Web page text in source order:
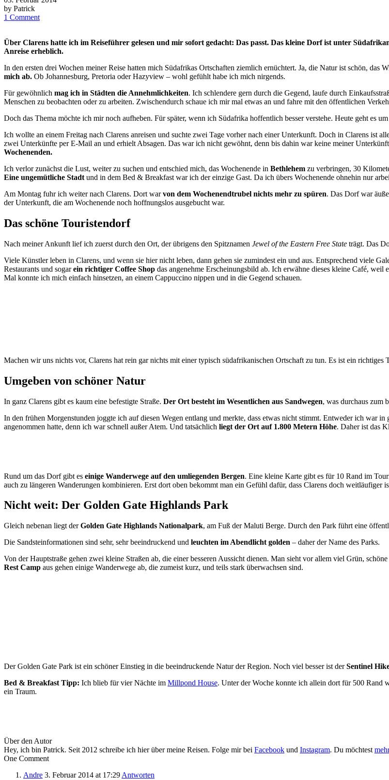
by Patrick
1 Comment
Über Clarens hatte ich im Reiseführer gelesen und mir sofort gedacht: Das passt. Das kleine Dorf ist unter
Anreise erheblich.
In den ersten drei Wochen meiner Reise hatten mich Südafrikas Ortschaften ziemlich ernüchtert. Ja, die Natur ist schön, das
mich ab. Ob Johannesburg, Pretoria oder Hazyview – wohl gefühlt habe ich mich nirgends.
Für gewöhnlich mag ich in Städten die Annehmlichkeiten. Ich schlendere gern durch die Gegend, laufe durch
Menschen zu beobachten oder zu arbeiten. Zwischendurch schaue ich mir mal etwas an und fahre mit den öffentlichen
Doch das Thema möchte ich mir noch aufheben. Für später, wenn ich Südafrika hoffentlich besser verstehe. Heute geht es um
Ich wollte an einem Freitag nach Clarens anreisen und suchte zwei Tage vorher nach einer Unterkunft. Doch in Clarens ist
zwei Unterkünfte per E-Mail an und erhielt Absagen. Das war ich nicht gewöhnt, denn bis dahin war keine meiner
Wochenenden.
Ich verlor zunächst die Lust, weiter zu suchen und entschied mich, das Wochenende in Bethlehem zu verbringen, 30
Eine ungemütliche Stadt und in dem Bed & Breakfast war ich der einzige Gast. Da ich übers Wochenende ohnehin nur
Am Montag fuhr ich weiter nach Clarens. Dort warvon dem Wochenendtrubel nichts mehr zu spüren. Das Dorf war
der Unterkunft, die am Wochenende noch hoffnungslos ausgebucht war.
Das schöne Touristendorf
Nach meiner Ankunft lief ich zuerst durch den Ort, der übrigens den Spitznamen Jewel of the Eastern Free State trägt. Das
Viele Künstler leben in Clarens, und wenn sie hier nicht leben, dann gehen sie zumindest ein und aus. Entsprechend viele
Restaurants und sogarein richtiger Coffee Shop das angenehme Erscheinungsbild ab. Ich erwähne dieses kleine Café, weil
Mal konnte ich mich einfach hinsetzen, an einem Cappuccino nippen und in die Gegend schauen.
Machen wir uns nichts vor, Clarens hat rein gar nichts mit einer typisch südafrikanischen Ortschaft zu tun. Es ist ein richtiges
Umgeben von schöner Natur
In ganz Clarens gibt es kaum eine befestigte Straße. Der Ort besteht im Wesentlichen aus Sandwegen, was durchaus zum
In den frühen Morgenstunden joggte ich auf diesen Wegen entlang und merkte, dass etwas nicht stimmt. Entweder ich war
angenommen hatte, denn ich war schnell außer Atem. Und tatsächlich liegt der Ort auf 1.800 Metern Höhe. Daher ist das
Rund um das Dorf gibt es einige Wanderwege auf den umliegenden Bergen. Eine kleine Karte gibt es für 10 Rand im
auch zu längeren Wanderungen kombinieren. Erst dort oben bekommt man ein Gefühl dafür, dass Clarens doch weitläufiger
Nicht weit: Der Golden Gate Highlands Park
Gleich nebenan liegt derGolden Gate Highlands Nationalpark, am Fuß der Maluti Berge. Durch den Park führt eine
Die Sandsteinformationen sind sehr, sehr beeindruckend und leuchten im Abendlicht golden – daher der Name des Parks.
Von der Hauptstraße gehen zwei kleine Straßen ab, die einer besseren Aussicht dienen. Man sieht vor allem viel Grün,
Rest Camp aus gehen einige Wanderwege ab, die zumeist kurz, und teils stark überwachsen sind.
Der Golden Gate Park ist ein schöner Einstieg in die beeindruckende Natur der Region. Noch viel besser ist derSentinel
Bed & Breakfast Tipp: Ich blieb für vier Nächte im Millpond House. Unter der Woche konnte ich allein dort für 500 Rand
ein Traum.
Über den Autor
Hey, ich bin Patrick. Seit 2012 schreibe ich hier über meine Reisen. Folge mir bei Facebook und Instagram. Du möchtest
One Comment
Andre 3. Februar 2014 at 17:29 Antworten